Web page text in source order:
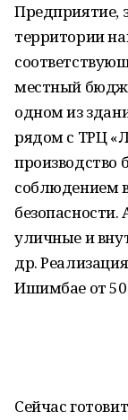
Предприятие,
территории
местный
одном из
рядом с ТРЦ
производство
соблюдением
безопасности.
уличные и
др.
Ишимбае от 50
Сейчас